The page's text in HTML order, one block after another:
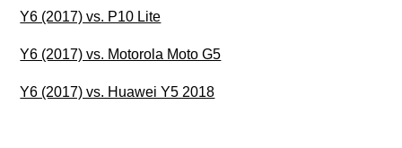
Y6 (2017) vs. P10 Lite
Y6 (2017) vs. Motorola Moto G5
Y6 (2017) vs. Huawei Y5 2018